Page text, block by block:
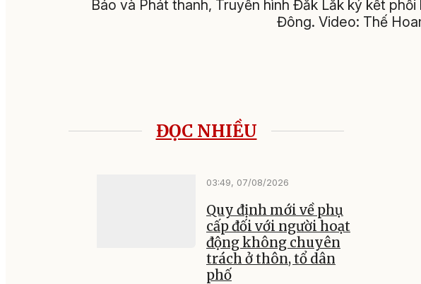
Báo và Phát thanh, Truyền hình Đắk Lắk ký kết
Đông. Video: Thế
ĐỌC NHIỀU
03:49, 07/08/2026
Quy định mới về phụ
cấp đối với người hoạt
động không chuyên
trách ở thôn, tổ dân
phố